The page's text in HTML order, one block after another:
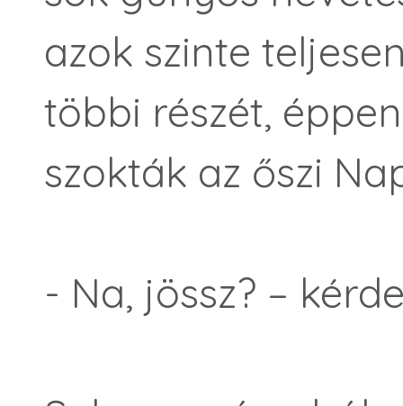
azok szinte
többi részét,
szokták az őszi
- Na, jössz? –